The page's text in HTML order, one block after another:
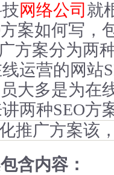
网络公司 就
案如何写，
方案分为两
运营的网站
大多是为在
两种SEO方
含内容：